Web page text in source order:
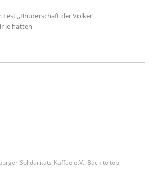
„Brüderschaft der Völker“
je hatten
Solidaritäts-Kaffee e.V.. Back to top